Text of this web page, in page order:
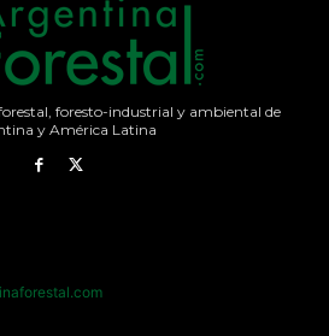
foresto-industrial y ambiental de
y América Latina